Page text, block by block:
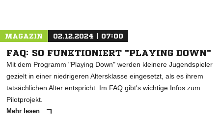
MAGAZIN 02.12.2024 | 07:00
FAQ: SO FUNKTIONIERT "PLAYING DOWN"
Mit dem Programm "Playing Down" werden kleinere Jugendspieler
gezielt in einer niedrigeren Altersklasse eingesetzt, als es ihrem
tatsächlichen Alter entspricht. Im FAQ gibt's wichtige Infos zum
Pilotprojekt.
Mehr lesen